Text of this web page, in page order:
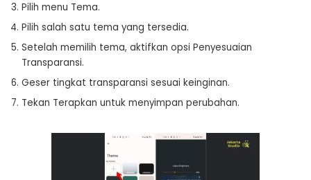
Pilih menu Tema.
Pilih salah satu tema yang tersedia.
Setelah memilih tema, aktifkan opsi Penyesuaian
Transparansi.
Geser tingkat transparansi sesuai keinginan.
Tekan Terapkan untuk menyimpan perubahan.